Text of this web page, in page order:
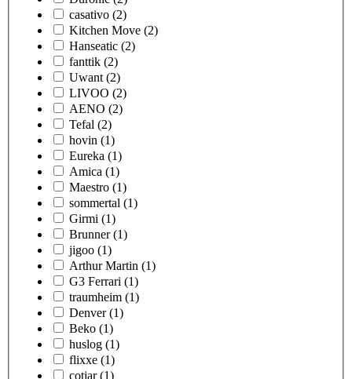
casativo (2)
Kitchen Move (2)
Hanseatic (2)
fanttik (2)
Uwant (2)
LIVOO (2)
AENO (2)
Tefal (2)
hovin (1)
Eureka (1)
Amica (1)
Maestro (1)
sommertal (1)
Girmi (1)
Brunner (1)
jigoo (1)
Arthur Martin (1)
G3 Ferrari (1)
traumheim (1)
Denver (1)
Beko (1)
huslog (1)
flixxe (1)
cotiar (1)